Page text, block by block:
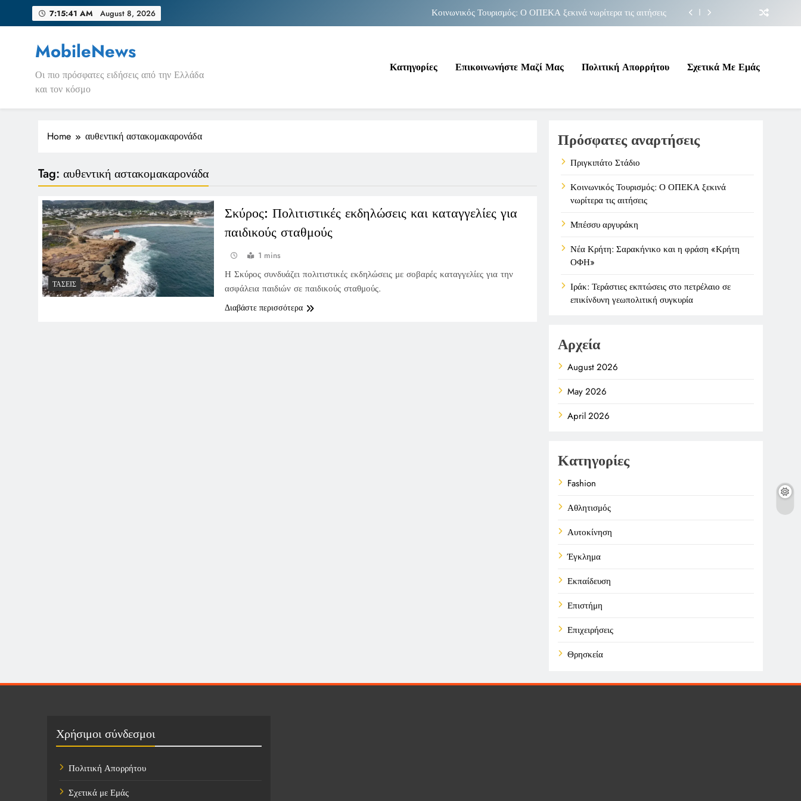
7:15:41 AM August 8, 2026
Κοινωνικός Τουρισμός: Ο ΟΠΕΚΑ ξεκινά νωρίτερα τις αιτήσεις
Νέα Κρήτη: Σαρακήνικο και η φράση «Κρήτη ΟΦΗ»
Κοινωνικός Τουρισμός: Ο ΟΠΕΚΑ ξεκινά νωρίτερα τις αιτήσεις
Μπέσσυ αργυράκη
Νέα Κρήτη: Σαρακήνικο και η φράση «Κρήτη ΟΦΗ»
MobileNews
Οι πιο πρόσφατες ειδήσεις από την Ελλάδα
και τον κόσμο
Κατηγορίες Επικοινωνήστε Μαζί Μας Πολιτική Απορρήτου Σχετικά Με Εμάς
Home αυθεντική αστακομακαρονάδα
Tag: αυθεντική αστακομακαρονάδα
ΤΆΣΕΙΣ
Σκύρος: Πολιτιστικές εκδηλώσεις και καταγγελίες για
παιδικούς σταθμούς
1 mins
Η Σκύρος συνδυάζει πολιτιστικές εκδηλώσεις με σοβαρές καταγγελίες για την
ασφάλεια παιδιών σε παιδικούς σταθμούς.
Διαβάστε περισσότερα
Πρόσφατες αναρτήσεις
Πριγκιπάτο Στάδιο
Κοινωνικός Τουρισμός: Ο ΟΠΕΚΑ ξεκινά
νωρίτερα τις αιτήσεις
Μπέσσυ αργυράκη
Νέα Κρήτη: Σαρακήνικο και η φράση «Κρήτη
ΟΦΗ»
Ιράκ: Τεράστιες εκπτώσεις στο πετρέλαιο σε
επικίνδυνη γεωπολιτική συγκυρία
Αρχεία
August 2026
May 2026
April 2026
Κατηγορίες
Fashion
Αθλητισμός
Αυτοκίνηση
Έγκλημα
Εκπαίδευση
Επιστήμη
Επιχειρήσεις
Θρησκεία
Χρήσιμοι σύνδεσμοι
Πολιτική Απορρήτου
Σχετικά με Εμάς